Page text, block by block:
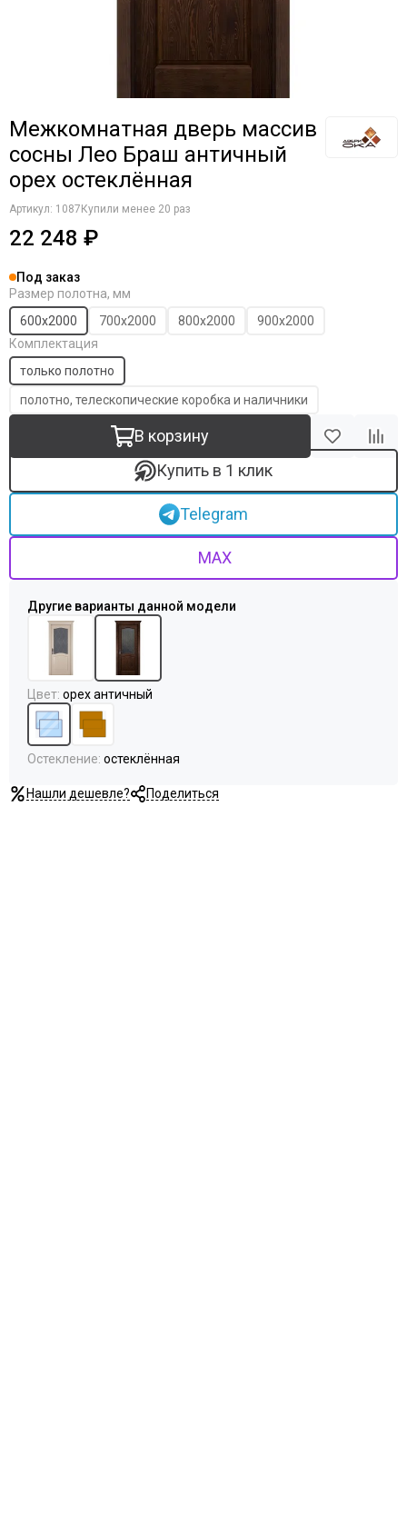
Межкомнатная дверь массив
сосны Лео Браш античный
орех остеклённая
Артикул: 1087 Купили менее 20 раз
22 248 ₽
Под заказ
Размер полотна, мм
600х2000
700х2000 800х2000
900х2000
Комплектация
только полотно
полотно, телескопические коробка и наличники
В корзину
Купить в 1 клик
Telegram
MAX
Цвет: орех античный
Остекление: остеклённая
Нашли дешевле? Поделиться